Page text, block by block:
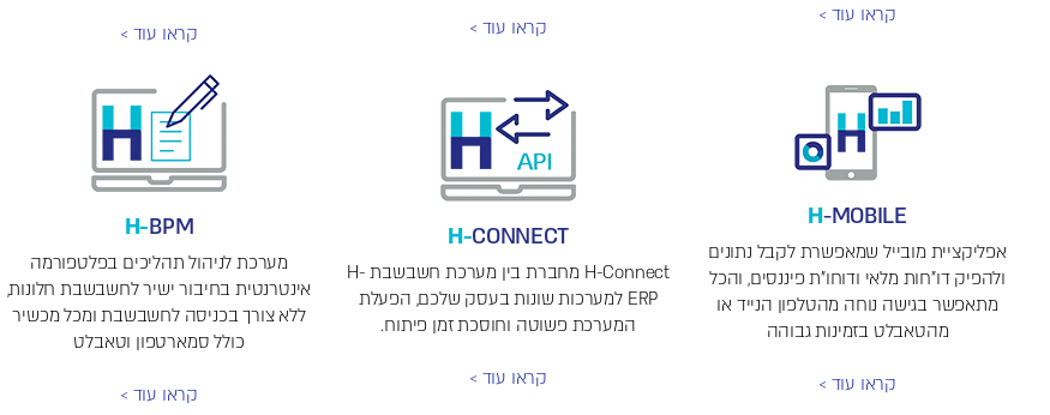
קראו עוד >
קראו עוד > קראו עוד >
H-MOBILE
אפליקציית מובייל שמאפשרת לקבל נתונים
ולהפיק דו"חות מלאי ודוחו"ת פיננסים, והכל
מתאפשר בגישה נוחה מהטלפון הנייד או
מהטאבלט בזמינות גבוהה
קראו עוד >
H-CONNECT
H-Connect מחברת בין מערכת חשבשבת H-
ERP למערכות שונות בעסק שלכם, הפעלת
המערכת פשוטה וחוסכת זמן פיתוח.
קראו עוד >
H-BPM
מערכת לניהול תהליכים בפלטפורמה
אינטרנטית בחיבור ישיר לחשבשבת חלונות,
ללא צורך בכניסה לחשבשבת ומכל מכשיר
כולל סמארטפון וטאבלט
קראו עוד >